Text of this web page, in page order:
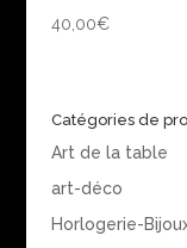
40,00€
Catégories de
Art de la table
art-déco
Horlogerie-